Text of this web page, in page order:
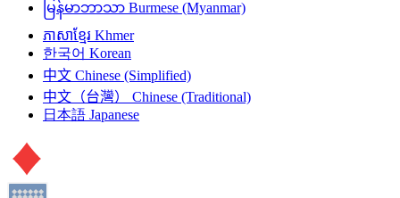
မြန်မာဘာသာ Burmese (Myanmar)
ភាសាខ្មែរ Khmer
한국어 Korean
中文 Chinese (Simplified)
中文（台灣）
Chinese (Traditional)
日本語 Japanese